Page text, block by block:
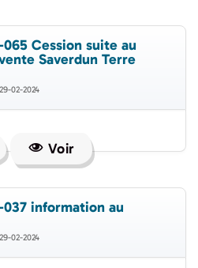
Cession suite au
Saverdun Terre
29-02-2024
Voir
information au
29-02-2024